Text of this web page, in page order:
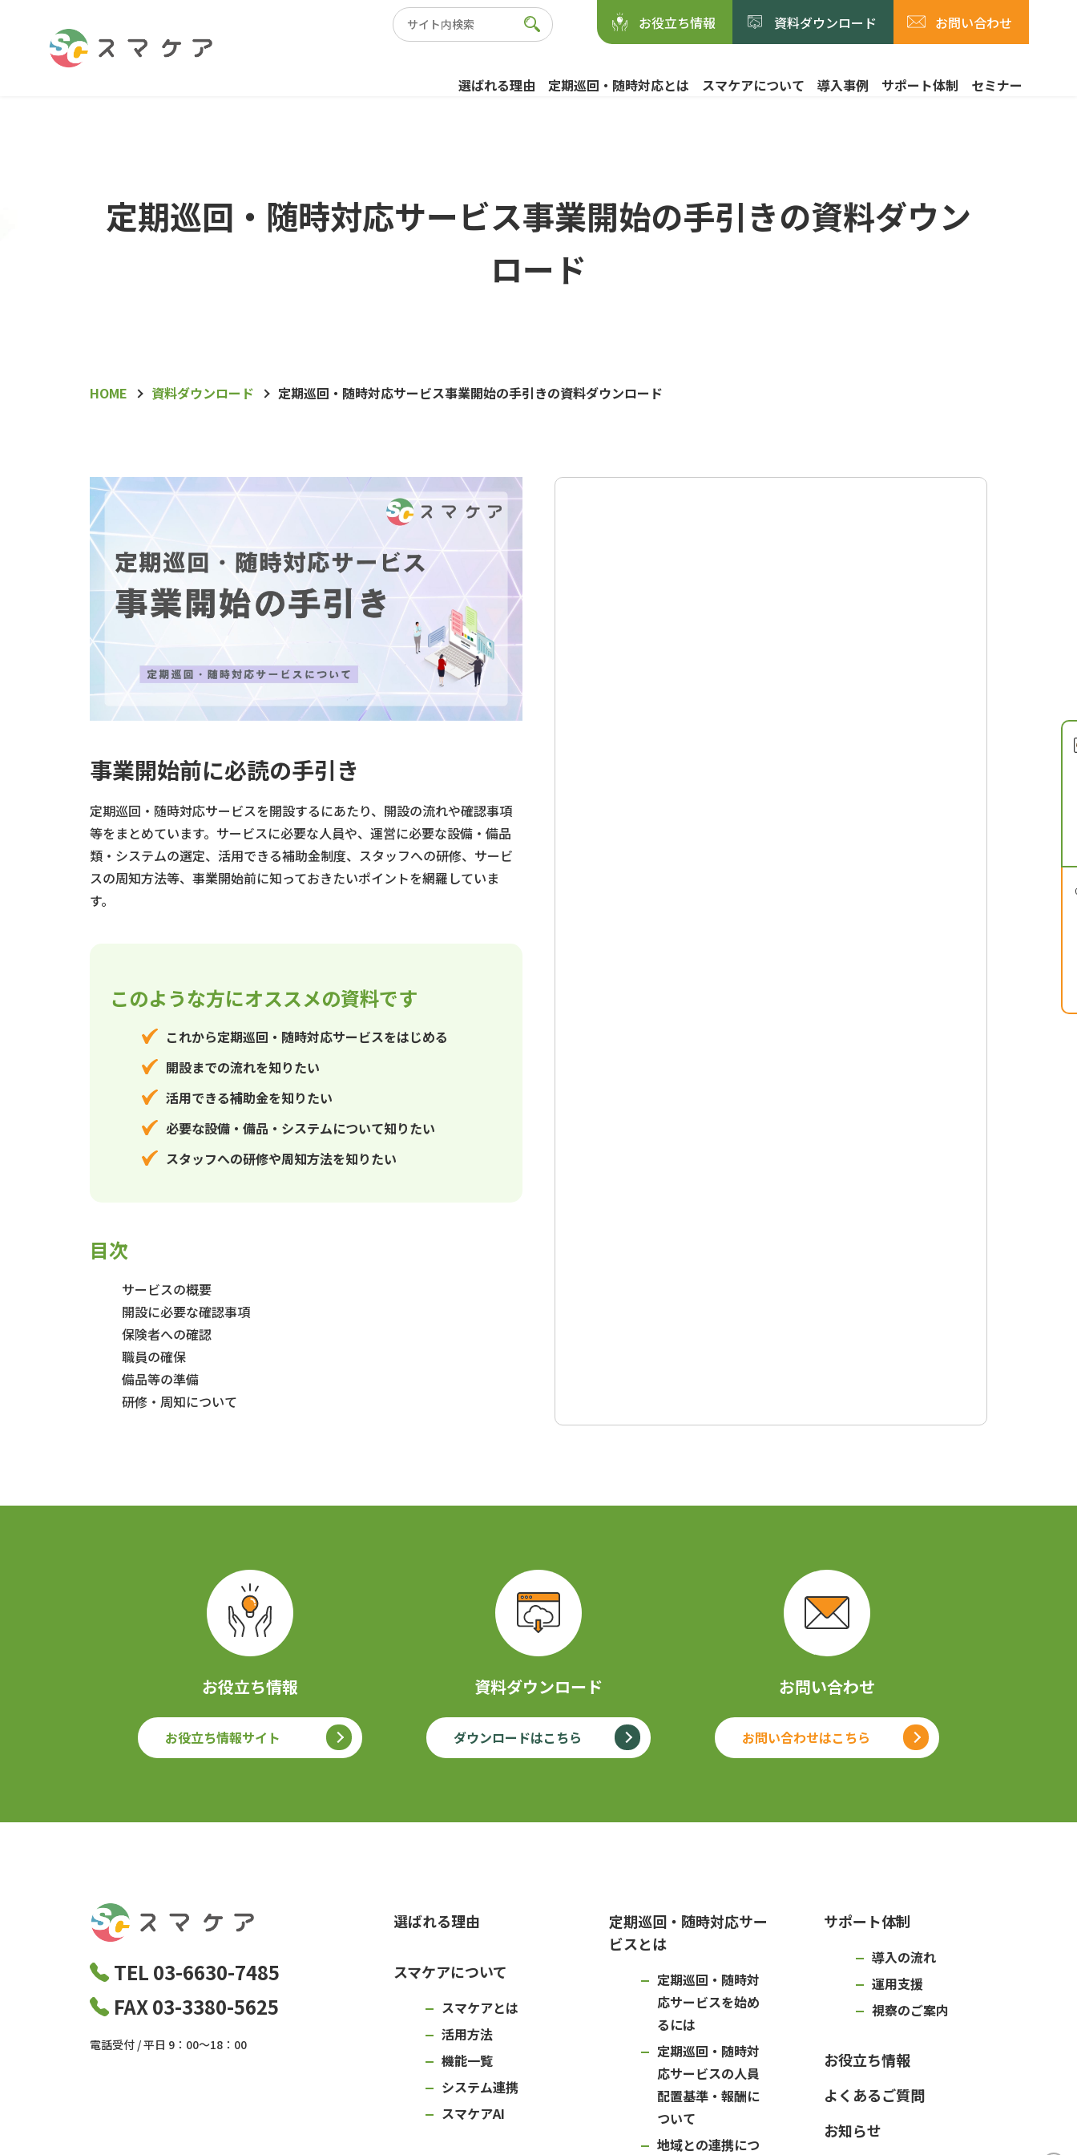
お役立ち情報 資料ダウンロード お問い合わせ
選ばれる理由 定期巡回・随時対応とは スマケアについて 導入事例 サポート体制 セミナー
定期巡回・随時対応サービス事業開始の手引きの資料ダウン
ロード
HOME 資料ダウンロード 定期巡回・随時対応サービス事業開始の手引きの資料ダウンロード
事業開始前に必読の手引き
定期巡回・随時対応サービスを開設するにあたり、開設の流れや確認事項
等をまとめています。サービスに必要な人員や、運営に必要な設備・備品
類・システムの選定、活用できる補助金制度、スタッフへの研修、サービ
スの周知方法等、事業開始前に知っておきたいポイントを網羅していま
す。
このような方にオススメの資料です
これから定期巡回・随時対応サービスをはじめる
開設までの流れを知りたい
活用できる補助金を知りたい
必要な設備・備品・システムについて知りたい
スタッフへの研修や周知方法を知りたい
目次
サービスの概要
開設に必要な確認事項
保険者への確認
職員の確保
備品等の準備
研修・周知について
お役立ち情報
お役立ち情報サイト
資料ダウンロード
ダウンロードはこちら
お問い合わせ
お問い合わせはこちら
TEL 03-6630-7485
FAX 03-3380-5625
電話受付 / 平日 9：00～18：00
選ばれる理由
スマケアについて
スマケアとは
活用方法
機能一覧
システム連携
スマケアAI
定期巡回・随時対応サー
ビスとは
定期巡回・随時対
応サービスを始め
るには
定期巡回・随時対
応サービスの人員
配置基準・報酬に
ついて
地域との連携につ
サポート体制
導入の流れ
運用支援
視察のご案内
お役立ち情報
よくあるご質問
お知らせ